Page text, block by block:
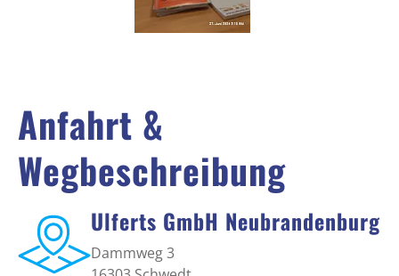
Anfahrt &
Wegbeschreibung
Ulferts GmbH Neubrandenburg
Dammweg 3